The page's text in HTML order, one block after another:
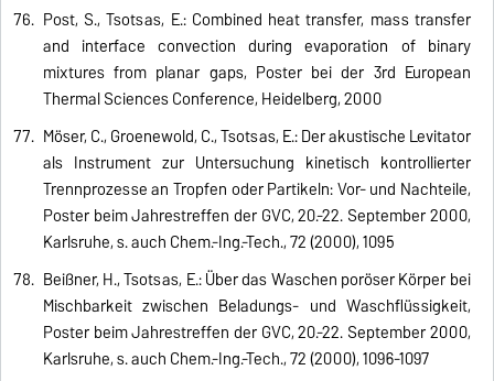
Post, S., Tsotsas, E.: Combined heat transfer, mass transfer
and interface convection during evaporation of binary
mixtures from planar gaps, Poster bei der 3rd European
Thermal Sciences Conference, Heidelberg, 2000
Möser, C., Groenewold, C., Tsotsas, E.: Der akustische Levitator
als Instrument zur Untersuchung kinetisch kontrollierter
Trennprozesse an Tropfen oder Partikeln: Vor- und Nachteile,
Poster beim Jahrestreffen der GVC, 20.-22. September 2000,
Karlsruhe, s. auch Chem.-Ing.-Tech., 72 (2000), 1095
Beißner, H., Tsotsas, E.: Über das Waschen poröser Körper bei
Mischbarkeit zwischen Beladungs- und Waschflüssigkeit,
Poster beim Jahrestreffen der GVC, 20.-22. September 2000,
Karlsruhe, s. auch Chem.-Ing.-Tech., 72 (2000), 1096-1097